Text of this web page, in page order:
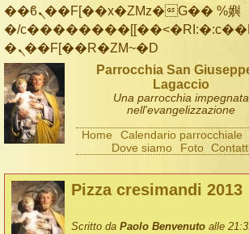
��ϐܢ��F[��x�ZMz�G�� %嬩
�/
�ܢ��F[��R�ZM~�D
Parrocchia San
Lagaccio
Una parrocchia impegnata
nell'evangelizzazione
Home Calendario parrocchiale
Dove siamo
Foto
Pizza cresimandi 2013
Scritto da Paolo Benvenuto alle